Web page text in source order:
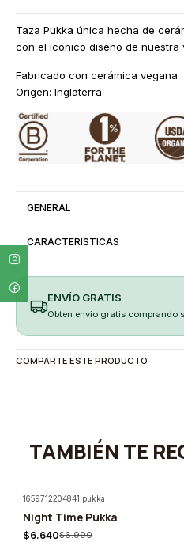
Taza Pukka única hecha de
con el icónico diseño de nuestra
Fabricado con cerámica vegana
Origen: Inglaterra
GENERAL
CARACTERISTICAS
ENVÍO GRATIS
Obten envio gratis comprando
COMPARTE ESTE PRODUCTO
TAMBIÉN TE
-5%
1659712204841 pukka
Night Time Pukka
$6.640$6.990